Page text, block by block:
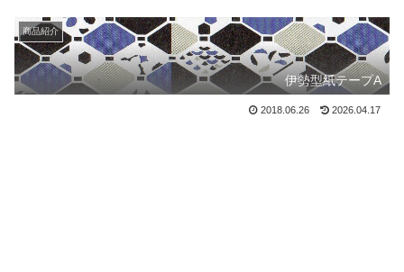
商品紹介
伊勢型紙テープA
2018.06.26 2026.04.17